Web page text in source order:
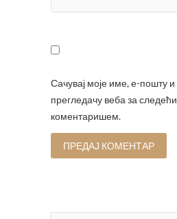
Сачувај моје име, е-пошту
прегледачу веба за
коментаришем.